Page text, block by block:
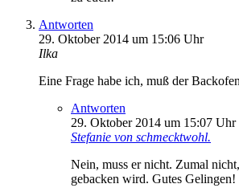
Antworten
29. Oktober 2014 um 15:06 Uhr
Ilka
Eine Frage habe ich, muß der
Antworten
29. Oktober 2014 um 15:07 Uhr
Stefanie von schmecktwohl.
Nein, muss er nicht. Zumal
gebacken wird. Gutes Gelingen!